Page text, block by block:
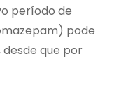
período de
pode
que por